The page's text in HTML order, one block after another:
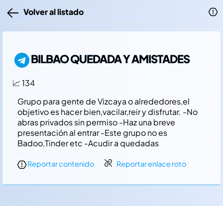
Volver al listado
BILBAO QUEDADA Y AMISTADES
📈 134
Grupo para gente de Vizcaya o alrededores,el
objetivo es hacer bien,vacilar,reir y disfrutar. -No
abras privados sin permiso -Haz una breve
presentación al entrar -Este grupo no es
Badoo,Tinder etc -Acudir a quedadas
Reportar contenido Reportar enlace roto